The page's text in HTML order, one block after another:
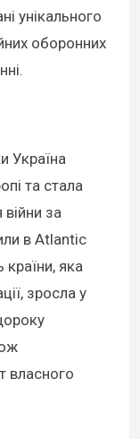
унікального
оборонних
Україна
та стала
за
в Atlantic
яка
зросла у
власного